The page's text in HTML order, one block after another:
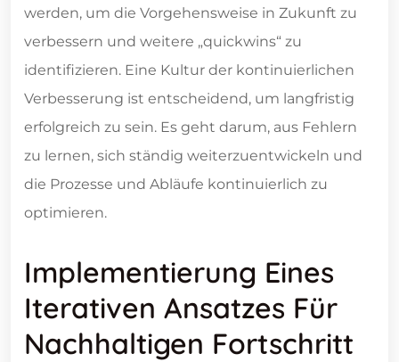
werden, um die Vorgehensweise in Zukunft zu
verbessern und weitere „quickwins“ zu
identifizieren. Eine Kultur der kontinuierlichen
Verbesserung ist entscheidend, um langfristig
erfolgreich zu sein. Es geht darum, aus Fehlern
zu lernen, sich ständig weiterzuentwickeln und
die Prozesse und Abläufe kontinuierlich zu
optimieren.
Implementierung Eines
Iterativen Ansatzes Für
Nachhaltigen Fortschritt